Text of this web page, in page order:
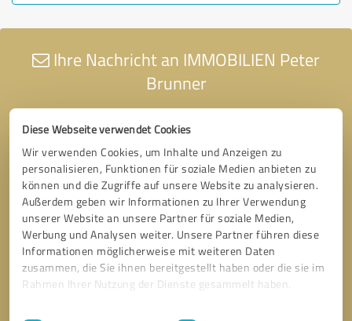
Diese Webseite verwendet Cookies
Wir verwenden Cookies, um Inhalte und Anzeigen zu
personalisieren, Funktionen für soziale Medien anbieten zu
können und die Zugriffe auf unsere Website zu analysieren.
Außerdem geben wir Informationen zu Ihrer Verwendung
unserer Website an unsere Partner für soziale Medien,
Werbung und Analysen weiter. Unsere Partner führen diese
Informationen möglicherweise mit weiteren Daten
zusammen, die Sie ihnen bereitgestellt haben oder die sie im
Rahmen Ihrer Nutzung der Dienste gesammelt haben.
Impressum Datenschutzbestimmungen
Einwilligungsauswahl
Ihre Nachricht an IMMOBILIEN Peter
Brunner